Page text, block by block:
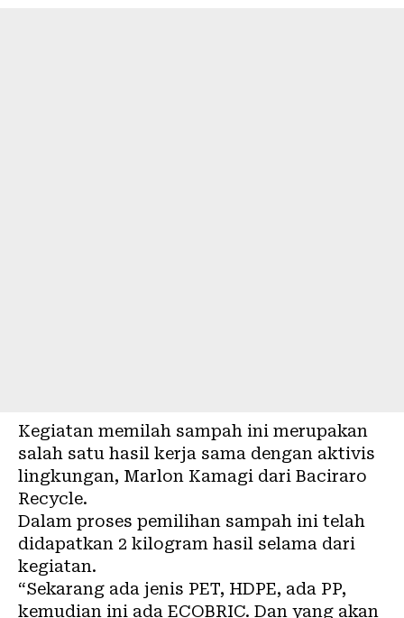
Kegiatan memilah sampah ini merupakan
salah satu hasil kerja sama dengan aktivis
lingkungan, Marlon Kamagi dari Baciraro
Recycle.
Dalam proses pemilihan sampah ini telah
didapatkan 2 kilogram hasil selama dari
kegiatan.
“Sekarang ada jenis PET, HDPE, ada PP,
kemudian ini ada ECOBRIC. Dan yang akan